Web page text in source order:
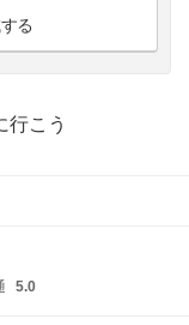
る
こう
5.0